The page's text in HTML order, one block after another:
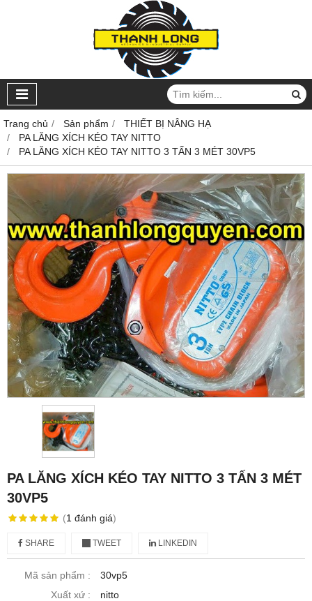
Trang chủ Sản phẩm
THIẾT BỊ NÂNG HẠ
PA LĂNG XÍCH KÉO TAY NITTO
PA LĂNG XÍCH KÉO TAY NITTO 3 TẤN 3 MÉT 30VP5
PA LĂNG XÍCH KÉO TAY NITTO 3 TẤN 3 MÉT
30VP5
(1 đánh giá)
SHARE TWEET LINKEDIN
Mã sản phẩm :
30vp5
Xuất xứ :
nitto